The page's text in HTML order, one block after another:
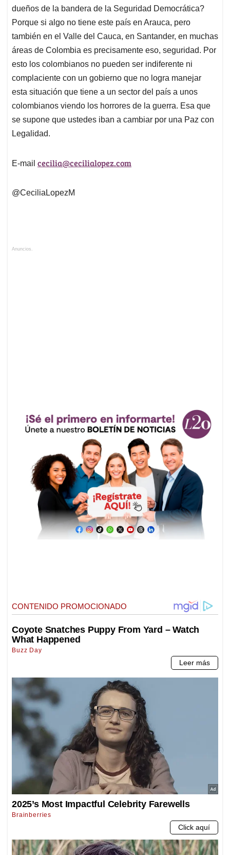
dueños de la bandera de la Seguridad Democrática?
Porque si algo no tiene este país en Arauca, pero
también en el Valle del Cauca, en Santander, en muchas
áreas de Colombia es precisamente eso, seguridad. Por
esto los colombianos no pueden ser indiferente ni
complaciente con un gobierno que no logra manejar
esta situación que tiene a un sector del país a unos
colombianos viendo los horrores de la guerra. Esa que
se supone que ustedes iban a cambiar por una Paz con
Legalidad.
E-mail cecilia@cecilialopez.com
@CeciliaLopezM
Anuncios.